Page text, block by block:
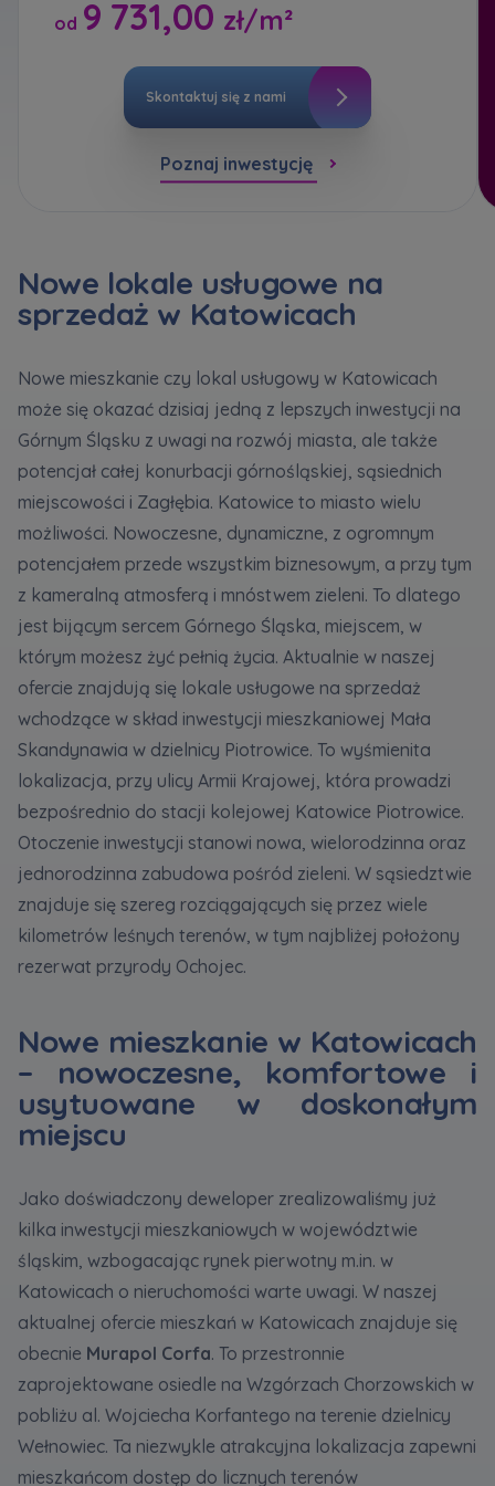
bezpieczeństwo
... *
Rozwiń
Wyrażam zgodę na otrzymywanie informacji
handlowej od...
Rozwiń
Każdej osobie przysługuje prawo dostępu do
Wyślij
od 9 731,00 zł/m²
Skontaktuj się z nami
Poznaj inwestycję
Nowe lokale usługowe na
sprzedaż w Katowicach
Nowe mieszkanie czy lokal usługowy w Katowicach
może się okazać dzisiaj jedną z lepszych inwestycji na
Górnym Śląsku z uwagi na rozwój miasta, ale także
potencjał całej konurbacji górnośląskiej, sąsiednich
miejscowości i Zagłębia. Katowice to miasto wielu
możliwości. Nowoczesne, dynamiczne, z ogromnym
potencjałem przede wszystkim biznesowym, a przy tym
z kameralną atmosferą i mnóstwem zieleni. To dlatego
jest bijącym sercem Górnego Śląska, miejscem, w
którym możesz żyć pełnią życia. Aktualnie w naszej
ofercie znajdują się lokale usługowe na sprzedaż
wchodzące w skład inwestycji mieszkaniowej Mała
Skandynawia w dzielnicy Piotrowice. To wyśmienita
lokalizacja, przy ulicy Armii Krajowej, która prowadzi
bezpośrednio do stacji kolejowej Katowice Piotrowice.
Otoczenie inwestycji stanowi nowa, wielorodzinna oraz
jednorodzinna zabudowa pośród zieleni. W sąsiedztwie
znajduje się szereg rozciągających się przez wiele
kilometrów leśnych terenów, w tym najbliżej położony
rezerwat przyrody Ochojec.
Nowe mieszkanie w Katowicach
– nowoczesne, komfortowe i
usytuowane w doskonałym
miejscu
Jako doświadczony deweloper zrealizowaliśmy już
kilka inwestycji mieszkaniowych w województwie
śląskim, wzbogacając rynek pierwotny m.in. w
Katowicach o nieruchomości warte uwagi. W naszej
aktualnej ofercie mieszkań w Katowicach znajduje się
obecnie Murapol Corfa. To przestronnie
zaprojektowane osiedle na Wzgórzach Chorzowskich w
pobliżu al. Wojciecha Korfantego na terenie dzielnicy
Wełnowiec. Ta niezwykle atrakcyjna lokalizacja zapewni
mieszkańcom dostęp do licznych terenów
E-mail
контакт українською мовою)
Informujemy, że w trosce o najwyższą jakość i
Rozwiń
Rozwiń
Każdej osobie przysługuje prawo dostępu do
treści swoich... *
Rozwiń
Zawiadomienia o nabyciu lub posiadaniu znacznego
pakietu akcji proszę wysyłać na
notyfikacje@murapol.pl
Skontaktuj się z nami
Кожна особа має право отримати доступ до
своїх персональних... *
Зв’яжіться з нами
Wyślij
Wyślij